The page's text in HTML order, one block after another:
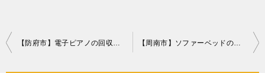
投
【防府市】電子ピアノの回収・処分ご依頼 お客様の声 【周南市】ソファーベッドの回収・処分ご依頼 お客様の声